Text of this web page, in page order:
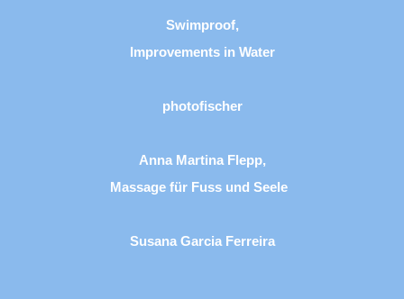
Swimproof,
Improvements in Water
photofischer
Anna Martina Flepp,
Massage für Fuss und Seele
Susana Garcia Ferreira